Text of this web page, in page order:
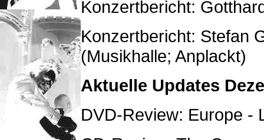
Konzertbericht:
Konzertbericht: Stefan
(Musikhalle; Anplackt)
Aktuelle Updates
DVD-Review: Europe -